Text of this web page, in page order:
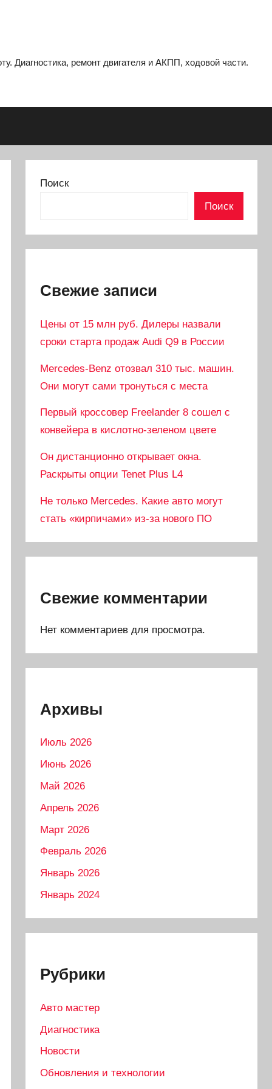
Диагностика, ремонт двигателя и АКПП, ходовой части.
Поиск
Поиск
Свежие записи
Цены от 15 млн руб. Дилеры назвали
сроки старта продаж Audi Q9 в России
Mercedes-Benz отозвал 310 тыс. машин.
Они могут сами тронуться с места
Первый кроссовер Freelander 8 сошел с
конвейера в кислотно-зеленом цвете
Он дистанционно открывает окна.
Раскрыты опции Tenet Plus L4
Не только Mercedes. Какие авто могут
стать «кирпичами» из-за нового ПО
Свежие комментарии
Нет комментариев для просмотра.
Архивы
Июль 2026
Июнь 2026
Май 2026
Апрель 2026
Март 2026
Февраль 2026
Январь 2026
Январь 2024
Рубрики
Авто мастер
Диагностика
Новости
Обновления и технологии